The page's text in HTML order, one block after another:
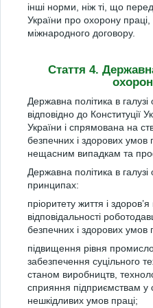
інші норми, ніж ті, що
України про охорону
міжнародного договору.
Стаття 4.
Державна політика в
відповідно до
України і спрямована на
безпечних і здорових умов
нещасним випадкам та
Державна політика в
принципах:
пріоритету життя і
відповідальності
безпечних і здорових умов
підвищення рівня
забезпечення суцільного
станом виробництв,
сприяння підприємствам у
нешкідливих умов праці;